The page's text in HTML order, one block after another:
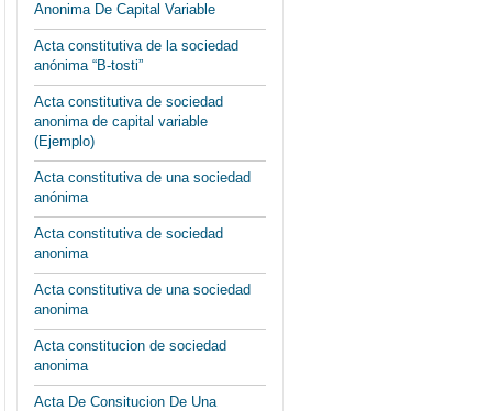
Anonima De Capital Variable
Acta constitutiva de la sociedad
anónima “B-tosti”
Acta constitutiva de sociedad
anonima de capital variable
(Ejemplo)
Acta constitutiva de una sociedad
anónima
Acta constitutiva de sociedad
anonima
Acta constitutiva de una sociedad
anonima
Acta constitucion de sociedad
anonima
Acta De Consitucion De Una